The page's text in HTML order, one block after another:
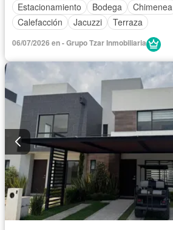
Estacionamiento
Bodega Chimenea
Calefacción
Jacuzzi Terraza
06/07/2026 en - Grupo Tzar Inmobiliaria